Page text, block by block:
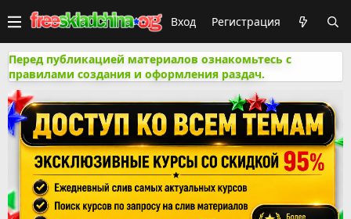
Вход Регистрация
Перед публикацией материалов ознакомьтесь с
правилами создания и оформления раздач.